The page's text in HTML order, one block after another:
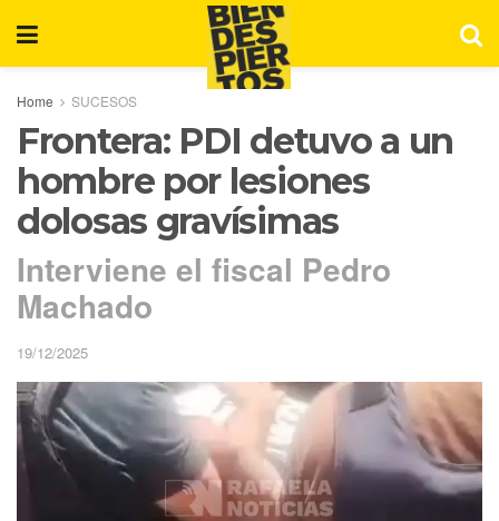
Home SUCESOS
Frontera: PDI detuvo a un
hombre por lesiones
dolosas gravísimas
Interviene el fiscal Pedro
Machado
19/12/2025